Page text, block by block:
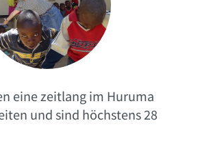
eine zeitlang im Huruma
und sind höchstens 28